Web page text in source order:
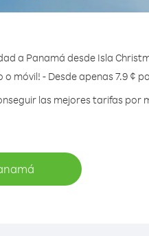
a Panamá desde Isla
móvil! - Desde apenas 7.9 ¢
las mejores tarifas por